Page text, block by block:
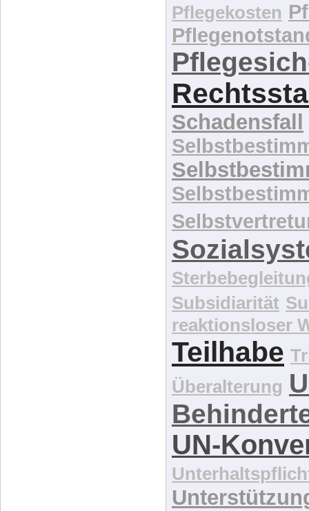
Pflegekosten
Schadensfall
Subsidiarität
reaktionsloser
Teilhabe
Überalterung
UN-